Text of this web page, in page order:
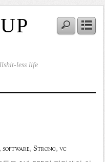
less life
, software, Strong, vc